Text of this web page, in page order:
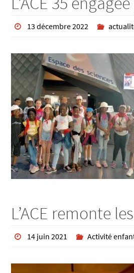
13 décembre 2022
L’ACE remonte
14 juin 2021 Activité